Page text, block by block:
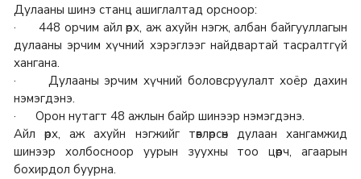
Дулааны шинэ станц ашиглалтад орсноор:
· 448 орчим айл өрх, аж ахуйн нэгж, албан байгууллагын
дулааны эрчим хүчний хэрэглээг найдвартай тасралтгүй
хангана.
· Дулааны эрчим хүчний боловсруулалт хоёр дахин
нэмэгдэнэ.
· Орон нутагт 48 ажлын байр шинээр нэмэгдэнэ.
Айл өрх, аж ахуйн нэгжийг төвлөрсөн дулаан хангамжид
шинээр холбосноор уурын зуухны тоо цөөрч, агаарын
бохирдол буурна.